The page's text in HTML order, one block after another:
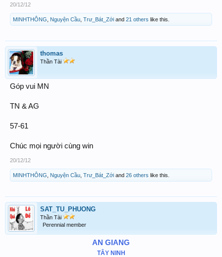
EM ngâm cứu đây!
20/12/12
MINHTHÔNG Nguyện Cầu Trư_Bát_Zới and 21 others like this.
thomas
Thần Tài
Góp vui MN
TN & AG
57-61
Chúc mọi người cùng win
20/12/12
MINHTHÔNG Nguyện Cầu Trư_Bát_Zới and 26 others like this.
SAT_TU_PHUONG
Thần Tài
Perennial member
AN GIANG
TÂY NINH